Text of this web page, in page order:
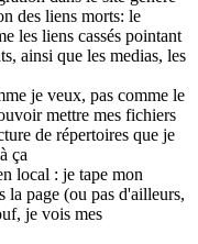
des liens morts: le
les liens cassés pointant
ainsi que les medias, les
je veux, pas comme le
mettre mes fichiers
de répertoires que je
ça
local : je tape mon
la page (ou pas d'ailleurs,
je vois mes